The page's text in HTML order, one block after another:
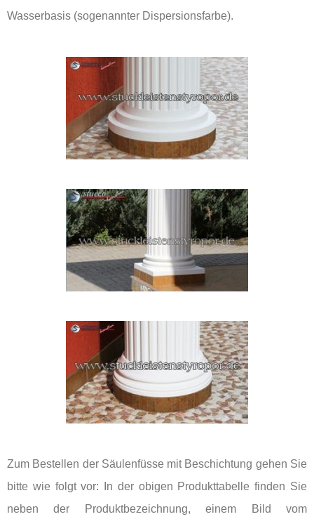
Wasserbasis (sogenannter Dispersionsfarbe).
Zum Bestellen der Säulenfüsse mit Beschichtung gehen Sie
bitte wie folgt vor: In der obigen Produkttabelle finden Sie
neben der Produktbezeichnung, einem Bild vom